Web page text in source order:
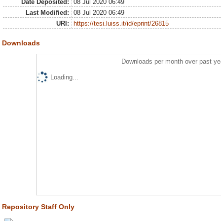
Date Deposited:
08 Jul 2020 06:49
Last Modified:
08 Jul 2020 06:49
URI:
https://tesi.luiss.it/id/eprint/26815
Downloads
Downloads per month over past
Loading...
Repository Staff Only